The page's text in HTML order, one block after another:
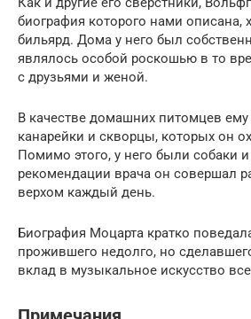
биография которого нами описана,
бильярд. Дома у него был
являлось особой роскошью в то
с друзьями и женой.
В качестве домашних питомцев
канарейки и скворцы, которых он
Помимо этого, у него были собаки
рекомендации врача он совершал
верхом каждый день.
Биография Моцарта кратко
прожившего недолго, но
вклад в музыкальное искусство